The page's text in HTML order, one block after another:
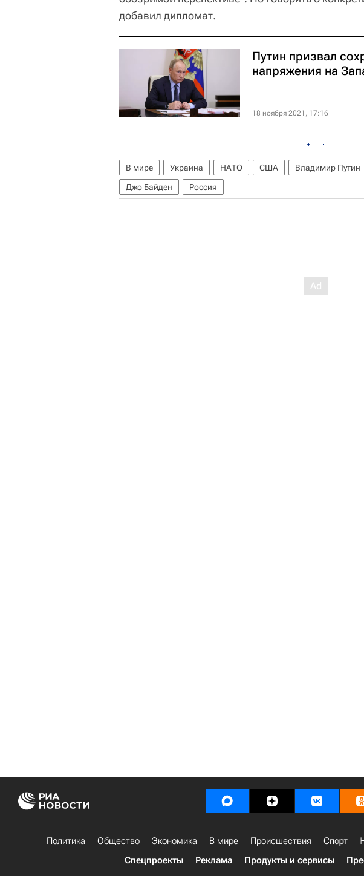
добавил дипломат.
Путин призвал
напряжения на
18 ноября 2021, 17:16
В мире Украина НАТО США Владимир Путин
Джо Байден
Россия
Политика Общество Экономика В мире Происшествия Спорт
Спецпроекты
Реклама Продукты и сервисы